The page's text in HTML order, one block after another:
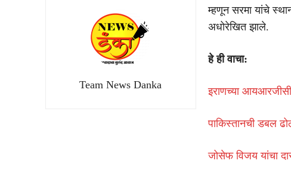
Team News Danka
म्हणून सरमा यांचे
अधोरेखित झाले.
हे ही वाचा:
इराणच्या
पाकिस्तानची डबल
जोसेफ विजय यांचा